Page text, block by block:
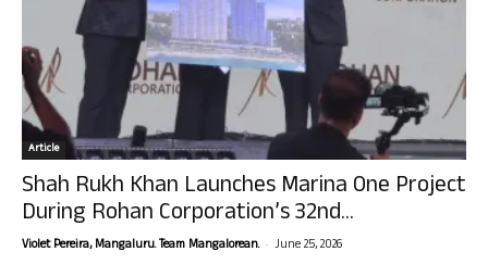
Article
Shah Rukh Khan Launches Marina One Project
During Rohan Corporation’s 32nd...
Violet Pereira, Mangaluru. Team Mangalorean. - June 25, 2026